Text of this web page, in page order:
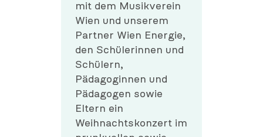
mit dem Musikverein
Wien und unserem
Partner Wien Energie,
den Schülerinnen und
Schülern,
Pädagoginnen und
Pädagogen sowie
Eltern ein
Weihnachtskonzert im